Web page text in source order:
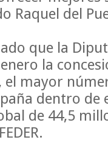
Raquel del
que la
la
el mayor
dentro de
de 44,5